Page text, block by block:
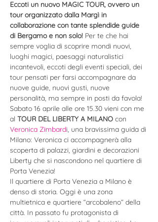
Eccoti un nuovo MAGIC TOUR, ovvero un
tour organizzato dalla Margì in
collaborazione con tante splendide guide
di Bergamo e non solo! Per te che hai
sempre voglia di scoprire mondi nuovi,
luoghi magici, paesaggi naturalistici
incantevoli, eccoti degli eventi speciali, dei
tour pensati per farsi accompagnare da
nuove guide, nuovi gusti, nuove
personalità, ma sempre in posti da favola!
Sabato 16 aprile alle ore 15.30 vieni con me
al TOUR DEL LIBERTY A MILANO con
Veronica Zimbardi, una bravissima guida di
Milano: Veronica ci accompagnerà alla
scoperta di palazzi, giardini e decorazioni
Liberty che si nascondono nel quartiere di
Porta Venezia!
Il quartiere di Porta Venezia a Milano è
denso di storia. Oggi è una zona
multietnica e quartiere “arcobaleno” della
città. In passato fu protagonista di